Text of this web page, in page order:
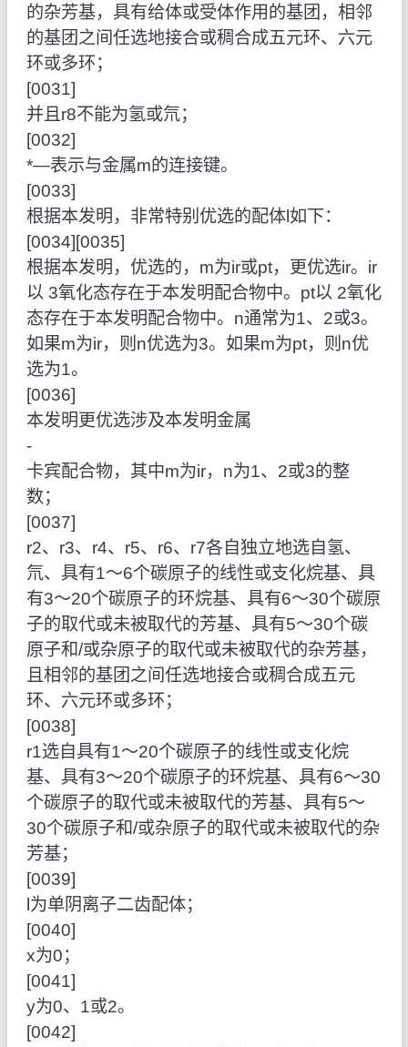
的杂芳基，具有给体或受体作用的基团，相邻
的基团之间任选地接合或稠合成五元环、六元
环或多环；
[0031]
并且r8不能为氢或氘；
[0032]
*—表示与金属m的连接键。
[0033]
根据本发明，非常特别优选的配体l如下：
[0034][0035]
根据本发明，优选的，m为ir或pt，更优选ir。ir
以 3氧化态存在于本发明配合物中。pt以 2氧化
态存在于本发明配合物中。n通常为1、2或3。
如果m为ir，则n优选为3。如果m为pt，则n优
选为1。
[0036]
本发明更优选涉及本发明金属
‑
卡宾配合物，其中m为ir，n为1、2或3的整
数；
[0037]
r2、r3、r4、r5、r6、r7各自独立地选自氢、
氘、具有1～6个碳原子的线性或支化烷基、具
有3～20个碳原子的环烷基、具有6～30个碳原
子的取代或未被取代的芳基、具有5～30个碳
原子和/或杂原子的取代或未被取代的杂芳基，
且相邻的基团之间任选地接合或稠合成五元
环、六元环或多环；
[0038]
r1选自具有1～20个碳原子的线性或支化烷
基、具有3～20个碳原子的环烷基、具有6～30
个碳原子的取代或未被取代的芳基、具有5～
30个碳原子和/或杂原子的取代或未被取代的杂
芳基；
[0039]
l为单阴离子二齿配体；
[0040]
x为0；
[0041]
y为0、1或2。
[0042]